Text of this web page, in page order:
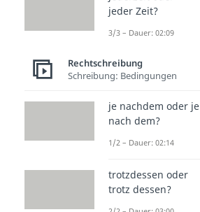
jeder Zeit?
3/3 – Dauer: 02:09
Rechtschreibung
Schreibung: Bedingungen
je nachdem oder je
nach dem?
1/2 – Dauer: 02:14
trotzdessen oder
trotz dessen?